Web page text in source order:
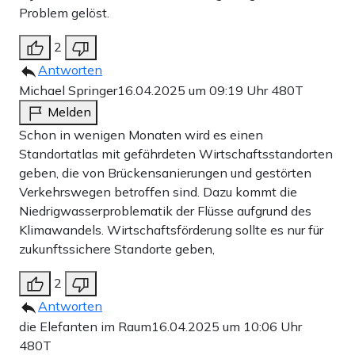
Problem gelöst.
2
Antworten
Michael Springer16.04.2025 um 09:19 Uhr 480T
Melden
Schon in wenigen Monaten wird es einen
Standortatlas mit gefährdeten Wirtschaftsstandorten
geben, die von Brückensanierungen und gestörten
Verkehrswegen betroffen sind. Dazu kommt die
Niedrigwasserproblematik der Flüsse aufgrund des
Klimawandels. Wirtschaftsförderung sollte es nur für
zukunftssichere Standorte geben,
2
Antworten
die Elefanten im Raum16.04.2025 um 10:06 Uhr
480T